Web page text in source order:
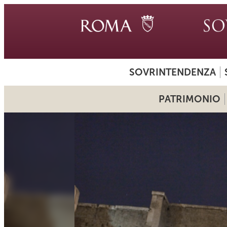
SOVRINTENDENZA
PATRIMONIO